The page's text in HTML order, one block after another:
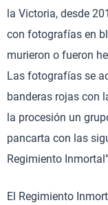
la Victoria, desde
con fotografías en
murieron o fueron
Las fotografías se
banderas rojas con
la procesión un
pancarta con las
Regimiento
El Regimiento